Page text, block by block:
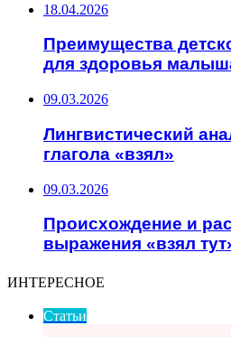
18.04.2026
Преимущества
для здоровья
09.03.2026
Лингвистический
глагола «взял»
09.03.2026
Происхождение и
выражения «взял
ИНТЕРЕСНОЕ
Статьи